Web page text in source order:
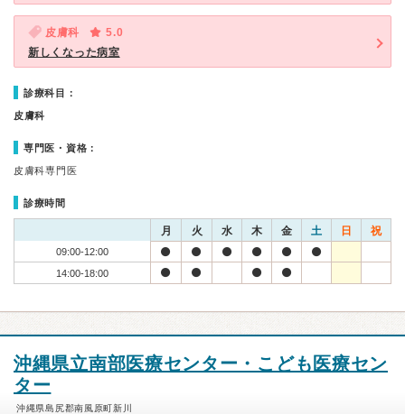
皮膚科
5.0
新しくなった病室
診療科目：
皮膚科
専門医・資格：
皮膚科専門医
診療時間
月 火 水 木 金 土 日 祝
09:00-12:00
14:00-18:00
沖縄県立南部医療センター・こども医療セン
ター
沖縄県島尻郡南風原町新川